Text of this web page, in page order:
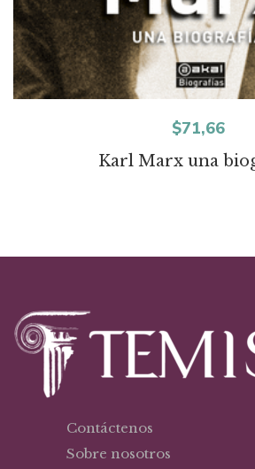
Karl Marx una
$71,66
Contáctenos
Sobre nosotros